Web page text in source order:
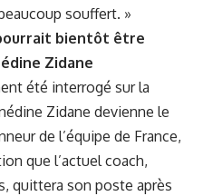
souffert. »
bientôt être
Zidane
été interrogé sur la
Zidane devienne le
de l’équipe de France,
que l’actuel coach,
quittera son poste après